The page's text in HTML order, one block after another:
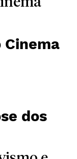
Cinema
dos